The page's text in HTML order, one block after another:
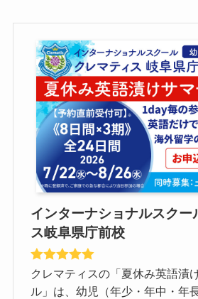
インターナショナルスクー
ス岐阜県庁前校
クレマティスの「夏休み英語漬
ル」は、幼児（年少・年中・年